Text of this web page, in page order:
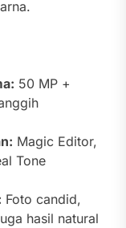
50 MP +
Magic Editor,
Tone
Foto candid,
hasil natural